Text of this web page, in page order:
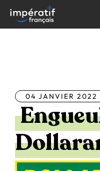
contenu
04 JANVIER 2022